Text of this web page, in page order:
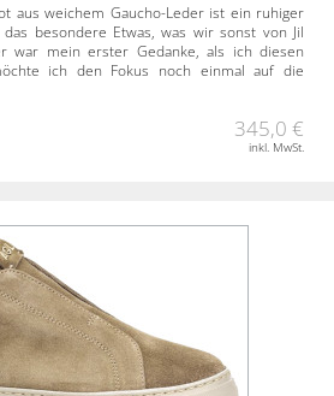
aus weichem Gaucho-Leder ist ein ruhiger
besondere Etwas, was wir sonst von Jil
war mein erster Gedanke, als ich diesen
ich den Fokus noch einmal auf die
345,0 €
inkl. MwSt.